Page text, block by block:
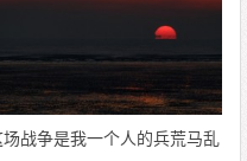
场战争是我一个人的兵荒马乱